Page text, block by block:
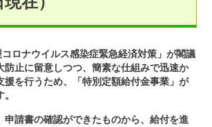
ロナウイルス感染症緊急経済対策」が閣議
防止に留意しつつ、簡素な仕組みで迅速か
援を行うため、「特別定額給付金事業」が
請書の確認ができたものから、給付を進